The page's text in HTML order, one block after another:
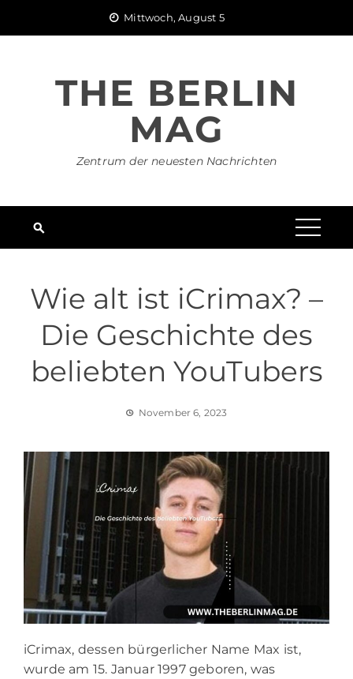
Mittwoch, August 5
THE BERLIN
MAG
Zentrum der neuesten Nachrichten
Wie alt ist iCrimax? –
Die Geschichte des
beliebten YouTubers
November 6, 2023
iCrimax, dessen bürgerlicher Name Max ist,
wurde am 15. Januar 1997 geboren, was